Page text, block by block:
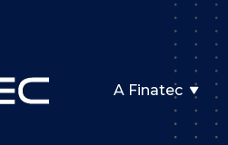
A Finatec